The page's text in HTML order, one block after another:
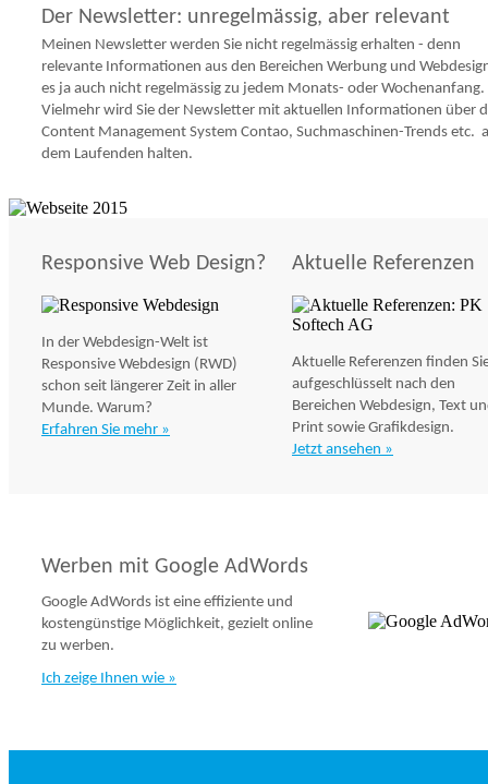
Der Newsletter: unregelmässig, aber relevant
Meinen Newsletter werden Sie nicht regelmässig erhalten - denn
relevante Informationen aus den Bereichen Werbung und
es ja auch nicht regelmässig zu jedem Monats- oder Wochenanfang.
Vielmehr wird Sie der Newsletter mit aktuellen Informationen über
Content Management System Contao, Suchmaschinen-Trends etc.
dem Laufenden halten.
Responsive Web Design?
In der Webdesign-Welt ist
Responsive Webdesign (RWD)
schon seit längerer Zeit in aller
Munde. Warum?
Erfahren Sie mehr »
Aktuelle Referenzen
Aktuelle Referenzen finden
aufgeschlüsselt nach den
Bereichen Webdesign, Text
Print sowie Grafikdesign.
Jetzt ansehen »
Werben mit Google AdWords
Google AdWords ist eine effiziente und
kostengünstige Möglichkeit, gezielt online
zu werben.
Ich zeige Ihnen wie »